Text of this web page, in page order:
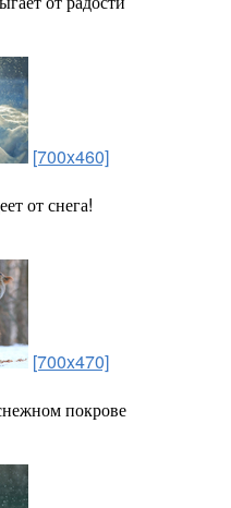
[700x460]
от снега!
[700x470]
покрове